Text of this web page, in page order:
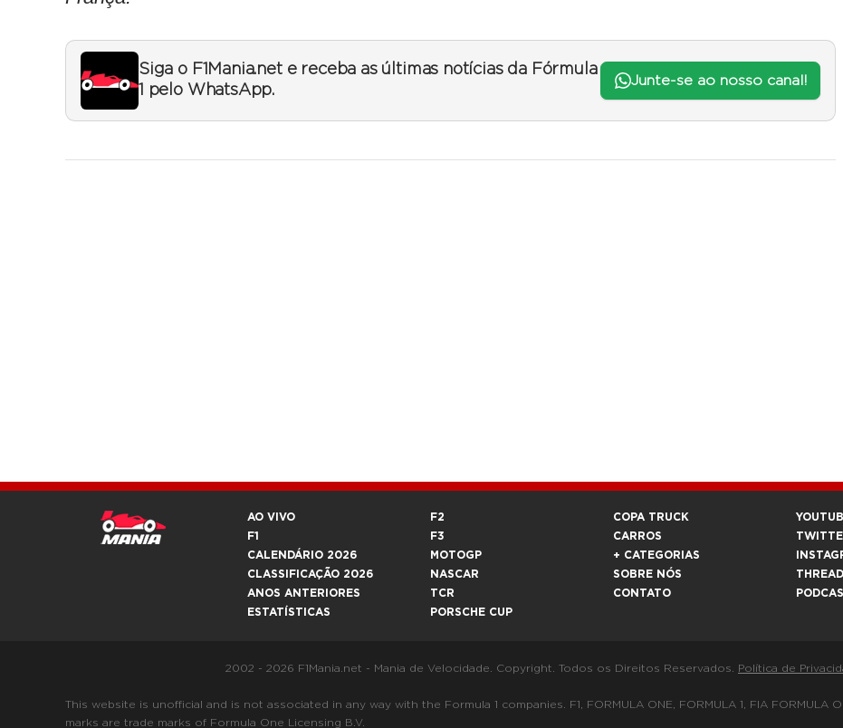
Siga o F1Mania.net e receba as últimas notícias da Fórmula
1 pelo WhatsApp.
Junte-se ao nosso canal!
AO VIVO
F1
CALENDÁRIO 2026
CLASSIFICAÇÃO 2026
ANOS ANTERIORES
ESTATÍSTICAS
F2
F3
MOTOGP
NASCAR
TCR
PORSCHE CUP
COPA TRUCK
CARROS
+ CATEGORIAS
SOBRE NÓS
CONTATO
2002 - 2026 F1Mania.net - Mania de Velocidade. Copyright. Todos os Direitos Reservados. Política de
This website is unofficial and is not associated in any way with the Formula 1 companies. F1, FORMULA ONE, FORMULA 1, FIA FORMULA
marks are trade marks of Formula One Licensing B.V.